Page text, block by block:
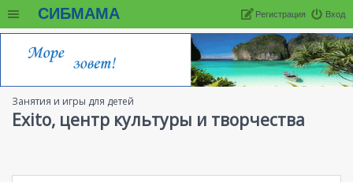
СИБМАМА Вход
Регистрация
Занятия и игры для детей
Exito, центр культуры и творчества